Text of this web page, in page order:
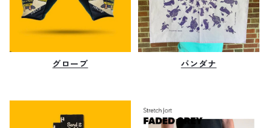
グローブ バンダナ